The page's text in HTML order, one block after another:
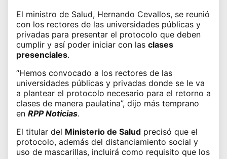
El ministro de Salud, Hernando Cevallos, se reunió
con los rectores de las universidades públicas y
privadas para presentar el protocolo que deben
cumplir y así poder iniciar con las clases
presenciales.
“Hemos convocado a los rectores de las
universidades públicas y privadas donde se le va
a plantear el protocolo necesario para el retorno a
clases de manera paulatina”, dijo más temprano
en RPP Noticias.
El titular del Ministerio de Salud precisó que el
protocolo, además del distanciamiento social y
uso de mascarillas, incluirá como requisito que los